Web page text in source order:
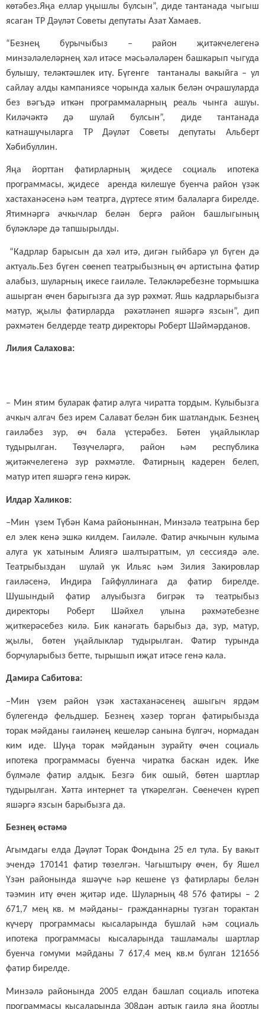
көтәбез.Яңа еллар уңышлы булсын”, диде тантанада чыгыш
ясаган ТР Дәүләт Советы депутаты Азат Хамаев.
“Безнең бурычыбыз – район җитәкчелегенә
минзәләлеләрнең хәл итәсе мәсьәләләрен башкарып чыгуда
булышу, теләктәшлек итү. Бүгенге тантаналы вакыйга – ул
сайлау алды кампаниясе чорында халык белән очрашуларда
без вәгъдә иткән программаларның реаль чынга ашуы.
Киләчәктә дә шулай булсын”, диде тантанада
катнашучыларга ТР Дәүләт Советы депутаты Альберт
Хәбибуллин.
Яңа йорттан фатирларның җидесе социаль ипотека
программасы, җидесе аренда килешүе буенча район үзәк
хастаханәсенә һәм театрга, дүртесе ятим балаларга бирелде.
Ятимнәргә ачкычлар белән бергә район башлыгының
бүләкләре дә тапшырылды.
“Кадрлар барысын да хәл итә, дигән гыйбарә ул бүген дә
актуаль.Без бүген сөенеп театрыбызның өч артистына фатир
алабыз, шуларның икесе гаиләле. Теләкләребезне тормышка
ашырган өчен барыгызга да зур рәхмәт. Яшь кадрларыбызга
матур, җылы фатирларда рәхәтләнеп яшәргә язсын”, дип
рәхмәтен белдерде театр директоры Роберт Шәймәрданов.
Лилия Салахова:
– Мин ятим буларак фатир алуга чиратта тордым. Кулыбызга
ачкыч алгач без ирем Салават белән бик шатландык. Безнең
гаиләбез зур, өч бала үстерәбез. Бөтен уңайлыклар
тудырылган. Төзүчеләргә, район һәм республика
җитәкчелегенә зур рәхмәтле. Фатирның кадерен белеп,
матур итеп яшәргә генә кирәк.
Илдар Халиков:
–Мин үзем Түбән Кама районыннан, Минзәлә театрына бер
ел элек кенә эшкә килдем. Гаиләле. Фатир ачкычын кулыма
алуга ук хатыным Алиягә шалтыраттым, ул сессиядә әле.
Театрыбыздан шулай ук Ильяс һәм Зилия Закировлар
гаиләсенә, Индира Гайфуллинага да фатир бирелде.
Шушындый фатир алуыбызга бигрәк тә театрыбыз
директоры Роберт Шәйхел улына рәхмәтебезне
җиткерәсебез килә. Бик канәгать барыбыз да, зур, матур,
җылы, бөтен уңайлыклар тудырылган. Фатир турында
борчуларыбыз бетте, тырышып иҗат итәсе генә кала.
Дамира Сабитова:
–Мин үзем район үзәк хастаханәсенең ашыгыч ярдәм
бүлегендә фельдшер. Безнең хәзер торган фатирыбызда
торак мәйданы гаиләнең кешеләр санына бүлгәч, нормадан
ким иде. Шуңа торак мәйданын зурайту өчен социаль
ипотека программасы буенча чиратка баскан идек. Ике
бүлмәле фатир алдык. Безгә бик ошый, бөтен шартлар
тудырылган. Хәтта интернет та үткәрелгән. Сөенечен күреп
яшәргә язсын барыбызга да.
Безнең өстәмә
Агымдагы елда Дәүләт Торак Фондына 25 ел тула. Бу вакыт
эчендә 170141 фатир төзелгән. Чагыштыру өчен, бу Яшел
Үзән районында яшәүче һәр кешене үз фатирлары белән
тәэмин итү өчен җитәр иде. Шуларның 48 576 фатиры – 2
671,7 мең кв. м мәйданы– гражданнарны тузган торактан
күчерү программасы кысаларында бушлай һәм социаль
ипотека программасы кысаларында ташламалы шартлар
буенча гомуми мәйданы 7 617,4 мең кв.м булган 121656
фатир бирелде.
Минзәлә районында 2005 елдан башлап социаль ипотека
программасы кысаларында 308дән артык гаилә яңа йортлы